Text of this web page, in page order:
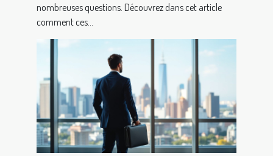
nombreuses questions. Découvrez dans cet article
comment ces...